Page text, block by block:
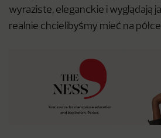
wyraziste, eleganckie i wyglądają
realnie chcielibyśmy mieć na